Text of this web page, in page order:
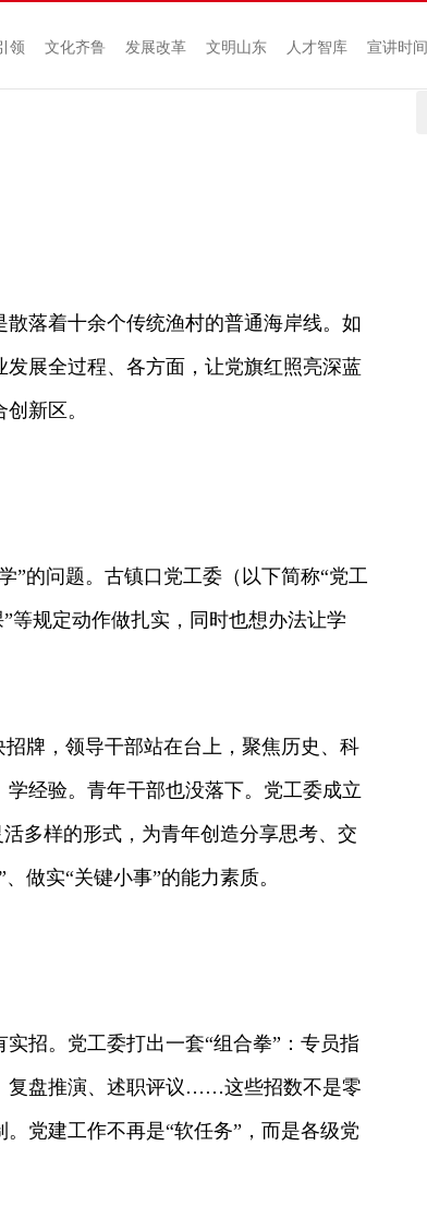
领 文化齐鲁 发展改革 文明山东 人才智库 宣讲时间
落着十余个传统渔村的普通海岸线。如
展全过程、各方面，让党旗红照亮深蓝
新区。
的问题。古镇口党工委（以下简称“党工
等规定动作做扎实，同时也想办法让学
牌，领导干部站在台上，聚焦历史、科
经验。青年干部也没落下。党工委成立
多样的形式，为青年创造分享思考、交
做实“关键小事”的能力素质。
招。党工委打出一套“组合拳”：专员指
复盘推演、述职评议……这些招数不是零
党建工作不再是“软任务”，而是各级党